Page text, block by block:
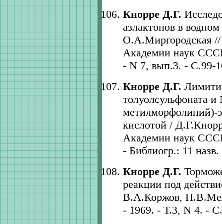
Кнорре Д.Г.
азлактонов в
О.А.Миргородская //
Академии наук
- N 7, вып.3. - С.99-
Кнорре Д.Г.
толуолсульфоната
метилморфолиний)-
кислотой /
Академии наук
- Библиогр.: 11 назв.
Кнорре Д.Г.
реакции под
В.А.Коржов,
- 1969. - Т.3, N 4. -